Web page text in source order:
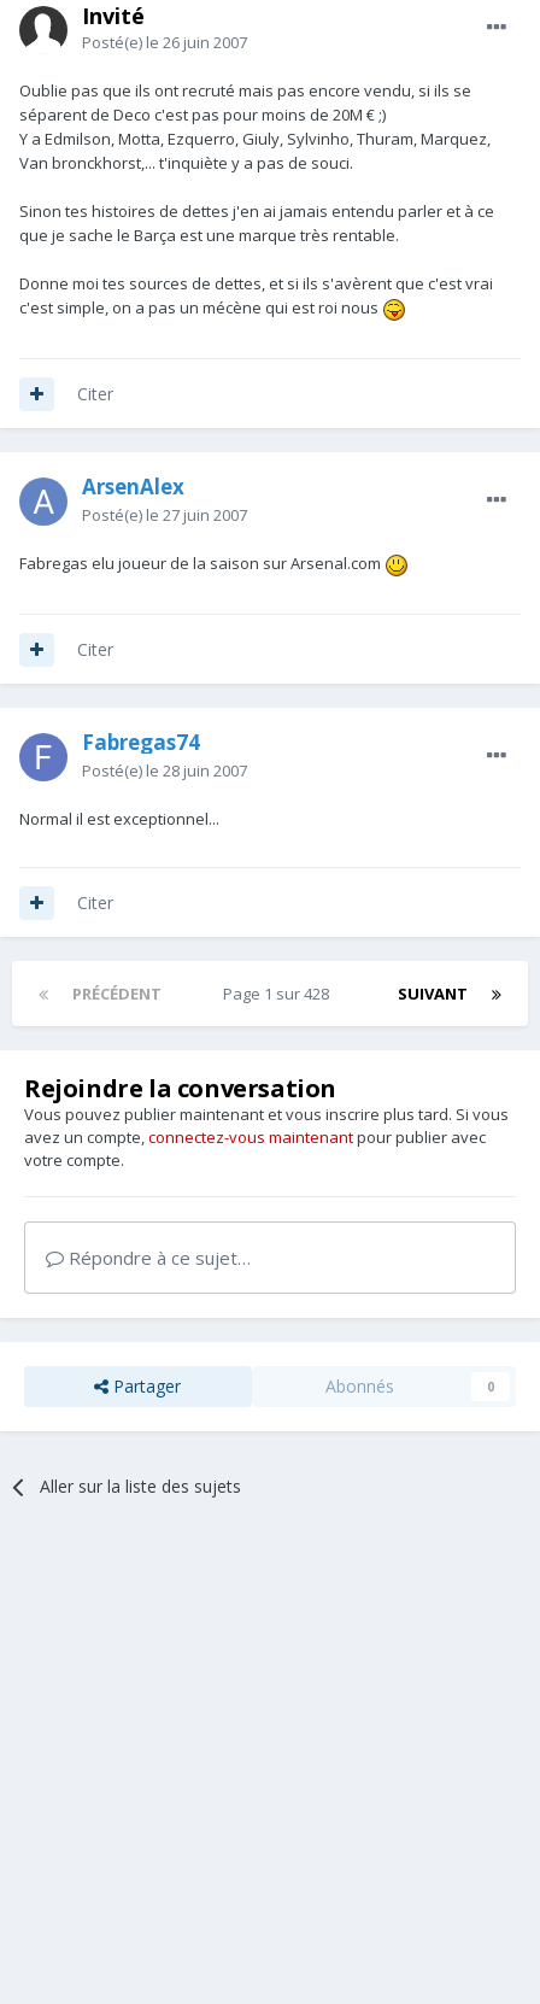
Invité
Posté(e) le 26 juin 2007
Oublie pas que ils ont recruté mais pas encore vendu, si ils se
séparent de Deco c'est pas pour moins de 20M € ;)
Y a Edmilson, Motta, Ezquerro, Giuly, Sylvinho, Thuram, Marquez,
Van bronckhorst,... t'inquiète y a pas de souci.
Sinon tes histoires de dettes j'en ai jamais entendu parler et à ce
que je sache le Barça est une marque très rentable.
Donne moi tes sources de dettes, et si ils s'avèrent que c'est vrai
c'est simple, on a pas un mécène qui est roi nous
Citer
ArsenAlex
Posté(e) le 27 juin 2007
Fabregas elu joueur de la saison sur Arsenal.com
Citer
Fabregas74
Posté(e) le 28 juin 2007
Normal il est exceptionnel...
Citer
PRÉCÉDENT SUIVANT
Page 1 sur 428
Rejoindre la conversation
Vous pouvez publier maintenant et vous inscrire plus tard. Si vous
avez un compte,connectez-vous maintenantpour publier avec
votre compte.
Répondre à ce sujet…
Partager Abonnés 0
Aller sur la liste des sujets